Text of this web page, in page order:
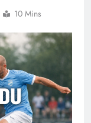
10 Mins